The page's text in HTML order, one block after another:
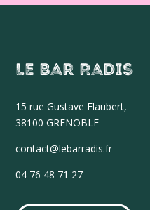
Le Bar Radis
15 rue Gustave Flaubert,
38100 GRENOBLE
contact@lebarradis.fr
04 76 48 71 27